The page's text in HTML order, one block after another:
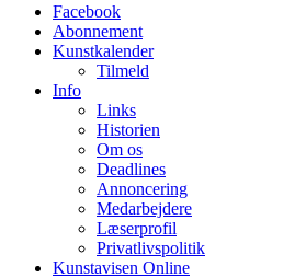
Facebook
Abonnement
Kunstkalender
Tilmeld
Info
Links
Historien
Om os
Deadlines
Annoncering
Medarbejdere
Læserprofil
Privatlivspolitik
Kunstavisen Online